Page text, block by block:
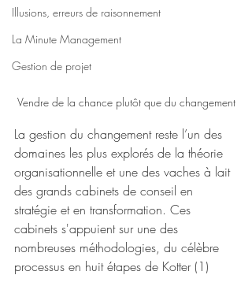
Illusions, erreurs de raisonnement
La Minute Management
Gestion de projet
Vendre de la chance plutôt que du changement
La gestion du changement reste l’un des
domaines les plus explorés de la théorie
organisationnelle et une des vaches à lait
des grands cabinets de conseil en
stratégie et en transformation. Ces
cabinets s'appuient sur une des
nombreuses méthodologies, du célèbre
processus en huit étapes de Kotter (1)